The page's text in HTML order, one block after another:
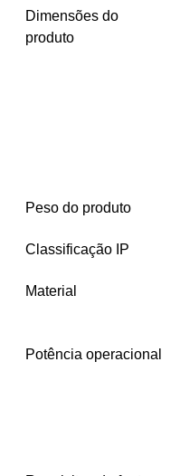
Dimensões do
produto
Peso do produto
Classificação IP
Material
Potência operacional